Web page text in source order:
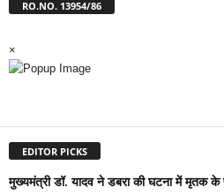
RO.NO. 13954/86
×
EDITOR PICKS
मुख्यमंत्री डॉ. यादव ने डबरा की घटना में मृतक